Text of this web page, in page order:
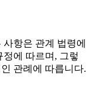
항은 관계 법령에
에 따르며, 그렇
관례에 따릅니다.